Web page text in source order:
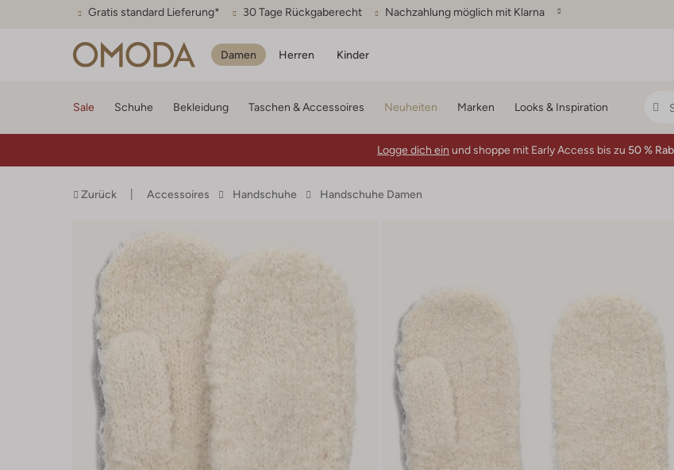
Gratis standard Lieferung* 30 Tage Rückgaberecht Nachzahlung möglich mit Klarna
Damen Herren Kinder
Sale Schuhe Bekleidung Taschen & Accessoires Neuheiten Marken Looks & Inspiration
Logge dich ein und shoppe mit Early Access bis zu 50 %
Zurück Accessoires Handschuhe Handschuhe Damen